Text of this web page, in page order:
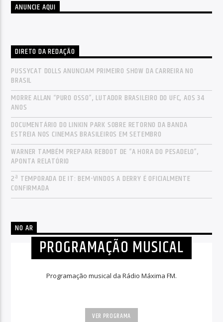
ANUNCIE AQUI
DIRETO DA REDAÇÃO
PUSSYCAT DOLLS ANUNCIAM PRIMEIRO SHOW DA CARREIRA NO
BRASIL
MORRE ALLAN “PURO OSSO”, LUTADOR BRASILEIRO DO UFC, AOS 34
ANOS
DOCUMENTÁRIO DO LINKIN PARK SOBRE RETORNO DA BANDA
ESTREIA NOS CINEMAS BRASILEIROS EM SETEMBRO
WARNER TAMBÉM PREPARA REBOOT DE “A HORA DO PESADELO”,
APONTA RELATÓRIO
2ª TEMPORADA DE IT: BEM-VINDOS A DERRY É OFICIALMENTE
CONFIRMADA
NO AR
PROGRAMAÇÃO MUSICAL
Programação musical da Rádio Máxima FM.
VER PROGRAMA